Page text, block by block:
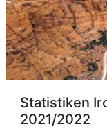
Statistiken
2021/2022